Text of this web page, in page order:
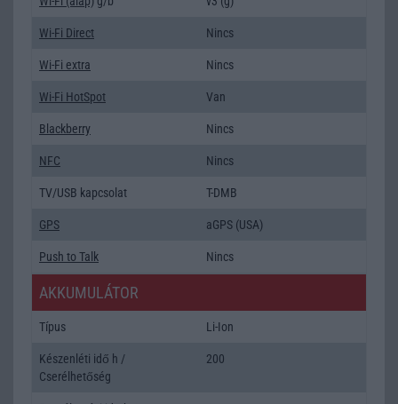
Wi-Fi Direct Nincs
Wi-Fi extra Nincs
Wi-Fi HotSpot Van
Blackberry Nincs
NFC Nincs
TV/USB kapcsolat T-DMB
GPS aGPS (USA)
Push to Talk Nincs
AKKUMULÁTOR
Típus Li-Ion
Készenléti idő h /
Cserélhetőség
200